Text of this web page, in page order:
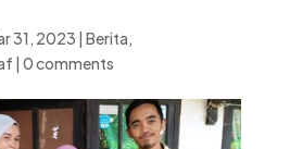
31, 2023 | Berita,
| 0 comments